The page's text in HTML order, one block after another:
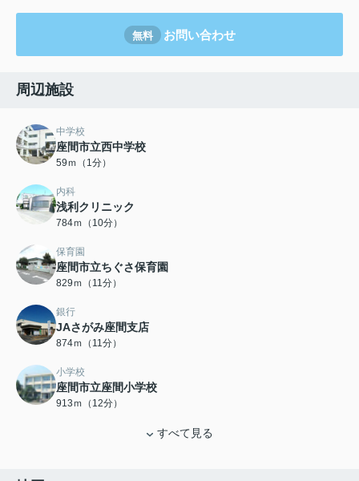
無料 お問い合わせ
周辺施設
中学校
座間市立西中学校
59ｍ（1分）
内科
浅利クリニック
784ｍ（10分）
保育園
座間市立ちぐさ保育園
829ｍ（11分）
銀行
JAさがみ座間支店
874ｍ（11分）
小学校
座間市立座間小学校
913ｍ（12分）
すべて見る